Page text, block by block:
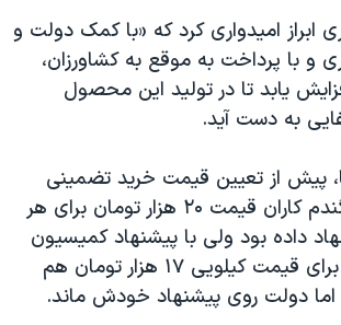
امیدواری کرد که «با کمک دولت و
و با پرداخت به موقع به کشاورزان،
‌یابد تا در تولید این محصول
به دست آید.
پیش از تعیین قیمت خرید تضمینی
گندم، بنیاد ملی گندم کاران قیمت ۲۰ هزار تومان برای هر
داده بود ولی با پیشنهاد کمیسیون
کشاورزی مجلس برای قیمت کیلویی ۱۷ هزار تومان هم
اما دولت روی پیشنهاد خودش ماند.